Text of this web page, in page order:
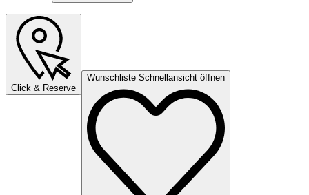
Click & Reserve
Wunschliste Schnellansicht öffnen